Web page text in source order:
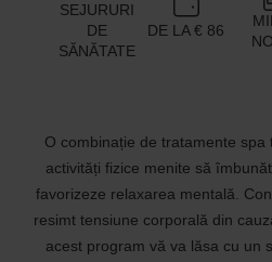
SEJURURI
DE
SĂNĂTATE
DE LA € 86
O combinație de tratamente spa
activități fizice menite să
favorizeze relaxarea mentală.
resimt tensiune corporală din
acest program vă va lăsa cu un